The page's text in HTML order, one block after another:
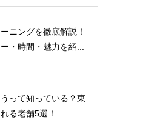
ニングを徹底解説！
・時間・魅力を紹...
って知っている？東
る老舗5選！